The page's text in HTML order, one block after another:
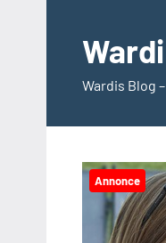
indhold
Wardis Blog
Annonce